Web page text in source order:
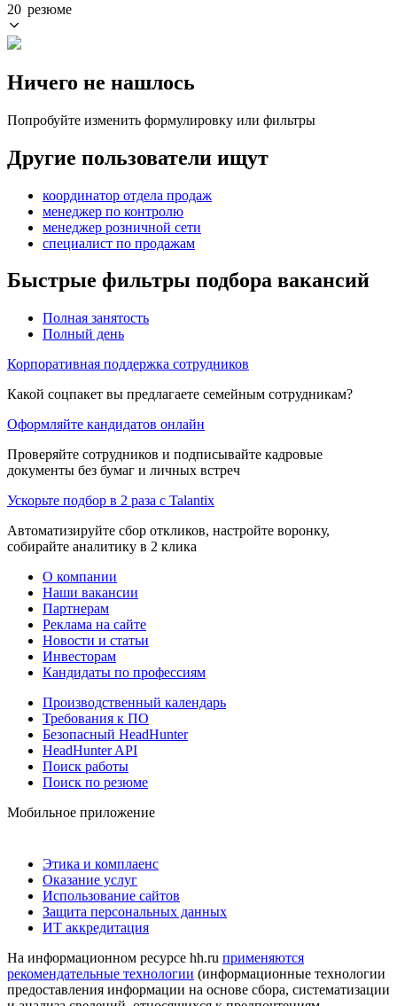
20 резюме
Ничего не нашлось
Попробуйте изменить формулировку или фильтры
Другие пользователи ищут
координатор отдела продаж
менеджер по контролю
менеджер розничной сети
специалист по продажам
Быстрые фильтры подбора вакансий
Полная занятость
Полный день
Корпоративная поддержка сотрудников
Какой соцпакет вы предлагаете семейным сотрудникам?
Оформляйте кандидатов онлайн
Проверяйте сотрудников и подписывайте кадровые
документы без бумаг и личных встреч
Ускорьте подбор в 2 раза с Talantix
Автоматизируйте сбор откликов, настройте воронку,
собирайте аналитику в 2 клика
О компании
Наши вакансии
Партнерам
Реклама на сайте
Новости и статьи
Инвесторам
Кандидаты по профессиям
Производственный календарь
Требования к ПО
Безопасный HeadHunter
HeadHunter API
Поиск работы
Поиск по резюме
Мобильное приложение
Этика и комплаенс
Оказание услуг
Использование сайтов
Защита персональных данных
ИТ аккредитация
На информационном ресурсе hh.ru применяются
рекомендательные технологии (информационные технологии
предоставления информации на основе сбора, систематизации